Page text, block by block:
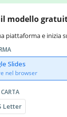
il modello
piattaforma e inizia
Slides
nel browser
Letter